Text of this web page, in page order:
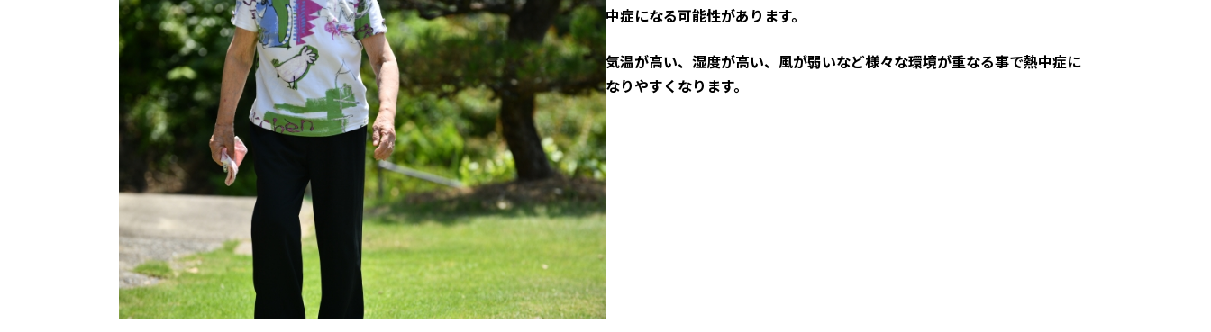
中症になる可能性があります。
気温が高い、湿度が高い、風が弱いなど様々な環境が重なる事で熱中症に
なりやすくなります。